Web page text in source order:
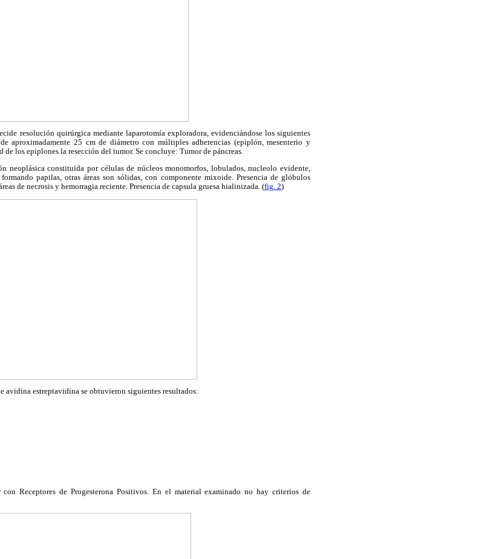
resolución quirúrgica mediante laparotomía exploradora, evidenciándose los siguientes
aproximadamente 25 cm de diámetro con múltiples adherencias (epiplón, mesenterio y
de los epiplones la resección del tumor. Se concluye: Tumor de páncreas.
neoplásica constituida por células de núcleos monomorfos, lobulados, nucleolo evidente,
papilas, otras áreas son sólidas, con componente mixoide. Presencia de glóbulos
de necrosis y hemorragia reciente. Presencia de capsula gruesa hialinizada. (fig. 2)
avidina estreptavidina se obtuvieron siguientes resultados:
Receptores de Progesterona Positivos. En el material examinado no hay criterios de